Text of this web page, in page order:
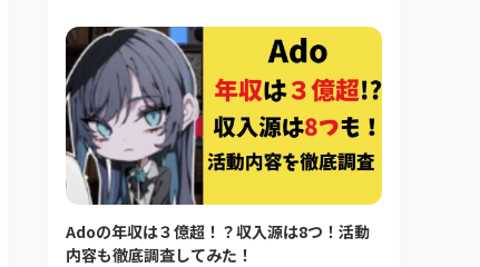
Adoの年収は３億超！？収入源は8つ！活動
内容も徹底調査してみた！